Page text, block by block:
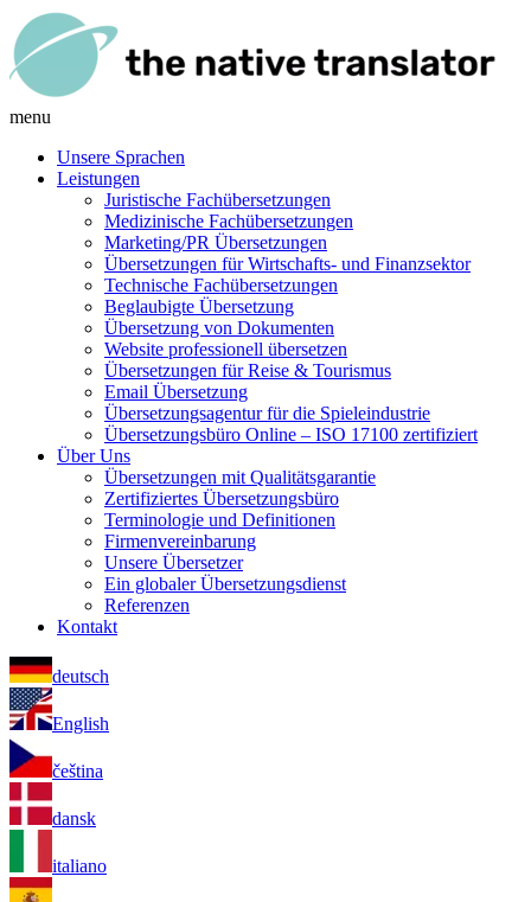
menu
Unsere Sprachen
Leistungen
Juristische Fachübersetzungen
Medizinische Fachübersetzungen
Marketing/PR Übersetzungen
Übersetzungen für Wirtschafts- und Finanzsektor
Technische Fachübersetzungen
Beglaubigte Übersetzung
Übersetzung von Dokumenten
Website professionell übersetzen
Übersetzungen für Reise & Tourismus
Email Übersetzung
Übersetzungsagentur für die Spieleindustrie
Übersetzungsbüro Online – ISO 17100 zertifiziert
Über Uns
Übersetzungen mit Qualitätsgarantie
Zertifiziertes Übersetzungsbüro
Terminologie und Definitionen
Firmenvereinbarung
Unsere Übersetzer
Ein globaler Übersetzungsdienst
Referenzen
Kontakt
deutsch
English
čeština
dansk
italiano